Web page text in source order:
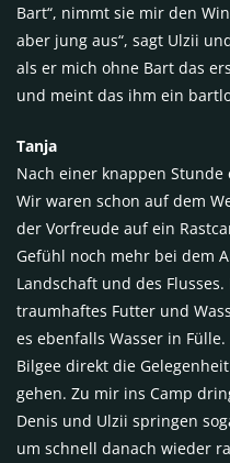
Bart“, nimmt sie mir den
aber jung aus“, sagt Ulzii
als er mich ohne Bart das
und meint das ihm ein
Tanja
Nach einer knappen
Wir waren schon auf dem
der Vorfreude auf ein
Gefühl noch mehr bei dem
Landschaft und des
traumhaftes Futter und
es ebenfalls Wasser in
Bilgee direkt die
gehen. Zu mir ins Camp
Denis und Ulzii springen
um schnell danach wieder